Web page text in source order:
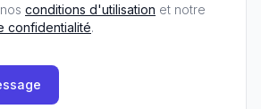
conditions d'utilisation et notre
confidentialité.